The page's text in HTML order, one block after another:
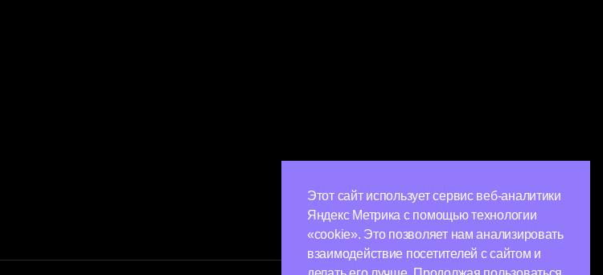
Этот сайт использует сервис веб-аналитики
Яндекс Метрика с помощью технологии
«cookie». Это позволяет нам анализировать
взаимодействие посетителей с сайтом и